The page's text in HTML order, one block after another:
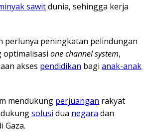
sawitdunia, sehingga kerja
perlunya peningkatan pelindungan
optimalisasi one channel system,
akses pendidikan bagi anak-anak
mendukung perjuangan rakyat
solusi dua negara dan
Gaza.